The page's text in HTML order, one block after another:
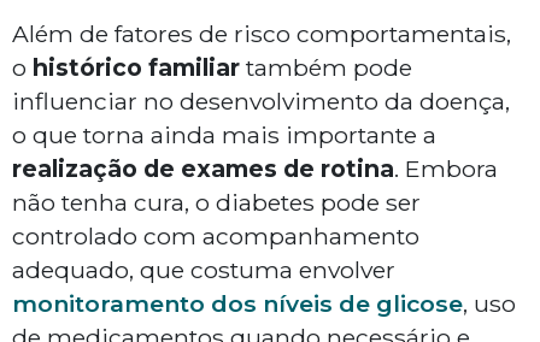
Além de fatores de risco comportamentais,
o histórico familiar também pode
influenciar no desenvolvimento da doença,
o que torna ainda mais importante a
realização de exames de rotina. Embora
não tenha cura, o diabetes pode ser
controlado com acompanhamento
adequado, que costuma envolver
monitoramento dos níveis de glicose, uso